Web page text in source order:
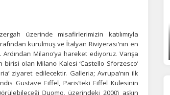
Tümünü Kabul Et Tercihleri Kaydet
üzerinde misafirlerimizin katılımıyla
kurulmuş ve İtalyan Riviyerası'nın en
Milano’ya hareket ediyoruz. Varışa
olan Milano Kalesi ‘Castello Sforzesco’
ziyaret edilecektir. Galleria; Avrupa’nın ilk
Gustave Eiffel, Paris’teki Eiffel Kulesinin
Duomo, üzerindeki 2000’i aşkın